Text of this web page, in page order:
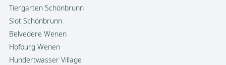
Tiergarten Schönbrunn
Slot Schönbrunn
Belvedere Wenen
Hofburg Wenen
Hundertwasser Village